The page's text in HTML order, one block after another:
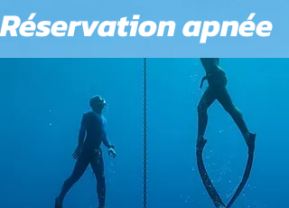
Réservation apnée